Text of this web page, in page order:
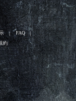
FAQ
約